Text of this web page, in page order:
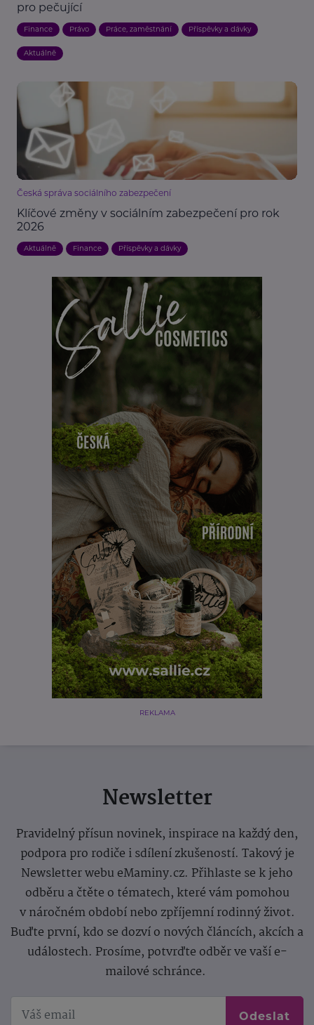
pro pečující
Finance Právo Práce, zaměstnání Příspěvky a dávky
Aktuálně
Česká správa sociálního zabezpečení
Klíčové změny v sociálním zabezpečení pro rok
2026
Aktuálně Finance Příspěvky a dávky
REKLAMA
Newsletter
Pravidelný přísun novinek, inspirace na každý den,
podpora pro rodiče i sdílení zkušeností. Takový je
Newsletter webu eMaminy.cz. Přihlaste se k jeho
odběru a čtěte o tématech, které vám pomohou
v náročném období nebo zpříjemní rodinný život.
Buďte první, kdo se dozví o nových článcích, akcích a
událostech. Prosíme, potvrďte odběr ve vaší e-
mailové schránce.
Odeslat